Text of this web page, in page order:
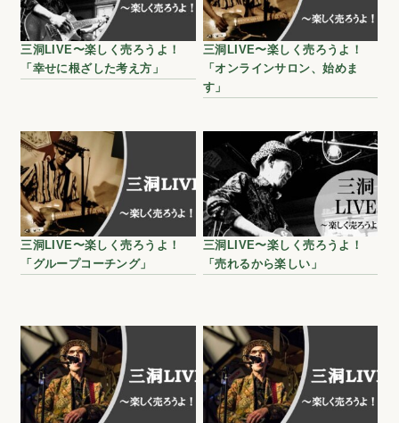
三洞LIVE〜楽しく売ろうよ！
「幸せに根ざした考え方」
三洞LIVE〜楽しく売ろうよ！
「オンラインサロン、始めま
す」
三洞LIVE〜楽しく売ろうよ！
「グループコーチング」
三洞LIVE〜楽しく売ろうよ！
「売れるから楽しい」